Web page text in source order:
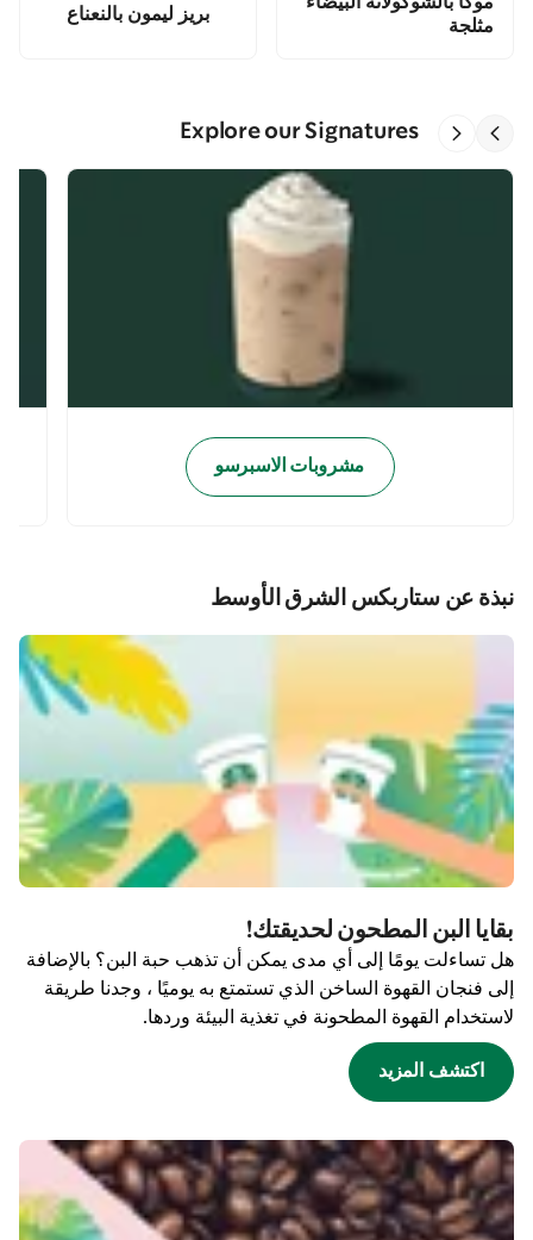
مثلجة
بريز ليمون بالنعناع
Explore our Signatures
مشروبات الاسبرسو
نبذة عن ستاربكس الشرق الأوسط
بقايا البن المطحون لحديقتك!
هل تساءلت يومًا إلى أي مدى يمكن أن تذهب حبة البن؟ بالإضافة
إلى فنجان القهوة الساخن الذي تستمتع به يوميًا ، وجدنا طريقة
لاستخدام القهوة المطحونة في تغذية البيئة وردها.
اكتشف المزيد